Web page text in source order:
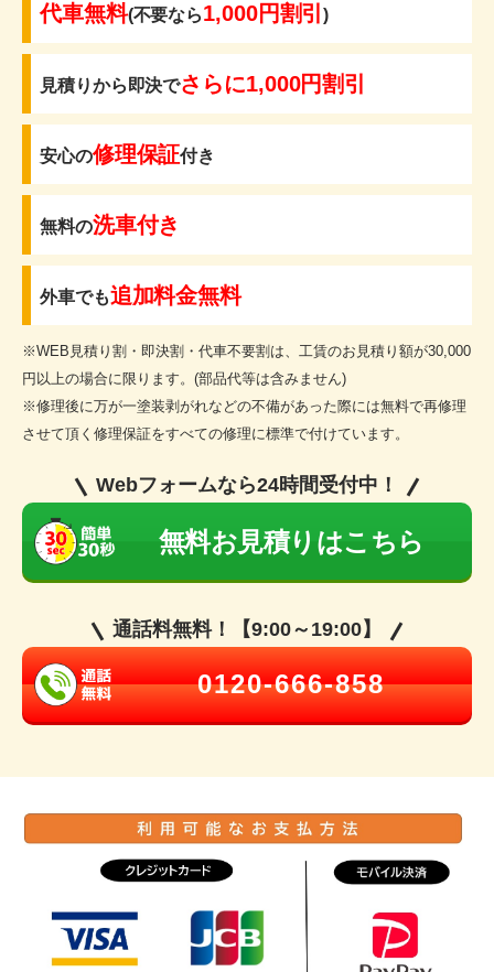
代車無料(不要なら1,000円割引)
見積りから即決でさらに1,000円割引
安心の修理保証付き
無料の洗車付き
外車でも追加料金無料
※WEB見積り割・即決割・代車不要割は、工賃のお見積り額が30,000
円以上の場合に限ります。(部品代等は含みません)
※修理後に万が一塗装剥がれなどの不備があった際には無料で再修理
させて頂く修理保証をすべての修理に標準で付けています。
Webフォームなら24時間受付中！
無料お見積りはこちら
通話料無料！【9:00～19:00】
0120-666-858